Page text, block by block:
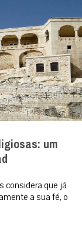
um
considera que já
a sua fé, o